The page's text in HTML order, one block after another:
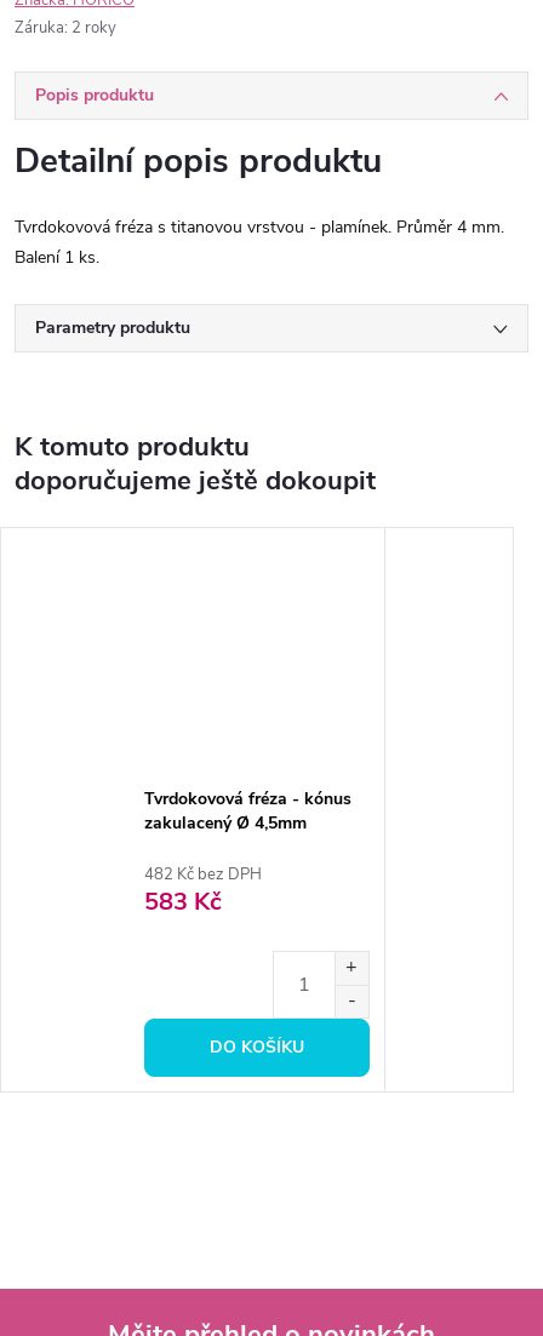
Záruka: 2 roky
Popis produktu
Detailní popis produktu
Tvrdokovová fréza s titanovou vrstvou - plamínek. Průměr 4 mm.
Balení 1 ks.
Parametry produktu
K tomuto produktu
doporučujeme ještě dokoupit
Tvrdokovová fréza - kónus
zakulacený Ø 4,5mm
482 Kč bez DPH
583 Kč
DO KOŠÍKU